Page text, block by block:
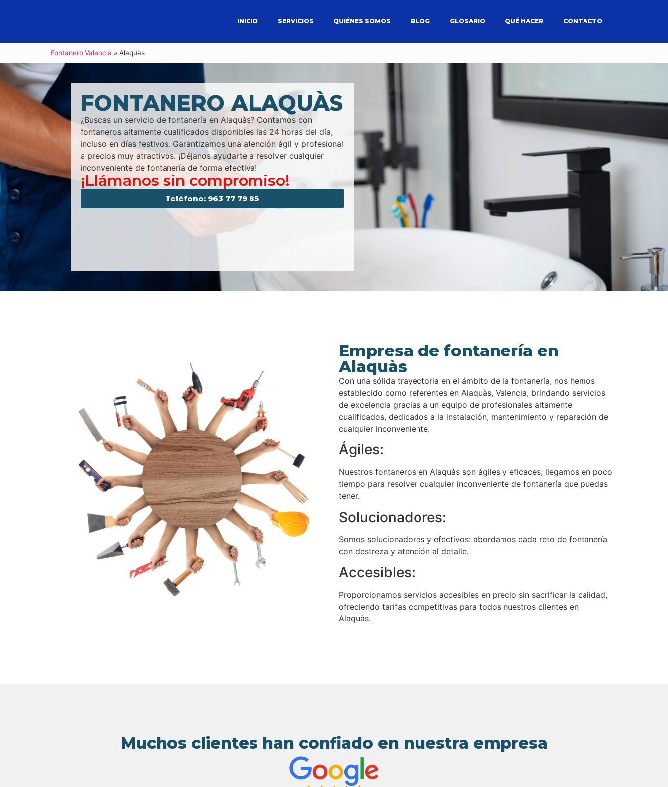
INICIO SERVICIOS QUIÉNES SOMOS BLOG GLOSARIO QUÉ HACER CONTACTO
Fontanero Valencia » Alaquàs
FONTANERO ALAQUÀS
¿Buscas un servicio de fontanería en Alaquàs? Contamos con
fontaneros altamente cualificados disponibles las 24 horas del día,
incluso en días festivos. Garantizamos una atención ágil y profesional
a precios muy atractivos. ¡Déjanos ayudarte a resolver cualquier
inconveniente de fontanería de forma efectiva!
¡Llámanos sin compromiso!
Teléfono: 963 77 79 85
Empresa de fontanería en
Alaquàs
Con una sólida trayectoria en el ámbito de la fontanería, nos hemos
establecido como referentes en Alaquàs, Valencia, brindando servicios
de excelencia gracias a un equipo de profesionales altamente
cualificados, dedicados a la instalación, mantenimiento y reparación de
cualquier inconveniente.
Ágiles:
Nuestros fontaneros en Alaquàs son ágiles y eficaces; llegamos en poco
tiempo para resolver cualquier inconveniente de fontanería que puedas
tener.
Solucionadores:
Somos solucionadores y efectivos: abordamos cada reto de fontanería
con destreza y atención al detalle.
Accesibles:
Proporcionamos servicios accesibles en precio sin sacrificar la calidad,
ofreciendo tarifas competitivas para todos nuestros clientes en
Alaquàs.
Muchos clientes han confiado en nuestra empresa